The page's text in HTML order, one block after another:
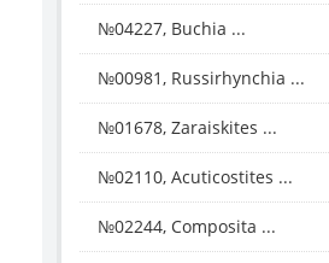
№04227, Buchia ...
№00981, Russirhynchia ...
№01678, Zaraiskites ...
№02110, Acuticostites ...
№02244, Composita ...